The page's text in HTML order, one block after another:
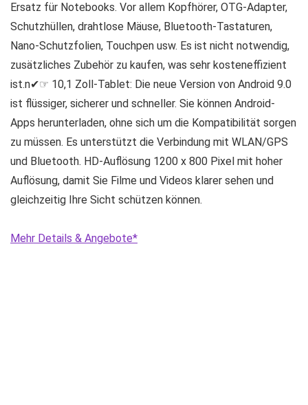
Ersatz für Notebooks. Vor allem Kopfhörer, OTG-Adapter,
Schutzhüllen, drahtlose Mäuse, Bluetooth-Tastaturen,
Nano-Schutzfolien, Touchpen usw. Es ist nicht notwendig,
zusätzliches Zubehör zu kaufen, was sehr kosteneffizient
ist.n✔☞ 10,1 Zoll-Tablet: Die neue Version von Android 9.0
ist flüssiger, sicherer und schneller. Sie können Android-
Apps herunterladen, ohne sich um die Kompatibilität sorgen
zu müssen. Es unterstützt die Verbindung mit WLAN/GPS
und Bluetooth. HD-Auflösung 1200 x 800 Pixel mit hoher
Auflösung, damit Sie Filme und Videos klarer sehen und
gleichzeitig Ihre Sicht schützen können.
Mehr Details & Angebote*